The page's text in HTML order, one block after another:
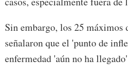
Sin embargo, los 25 máximos
señalaron que el 'punto de
enfermedad 'aún no ha